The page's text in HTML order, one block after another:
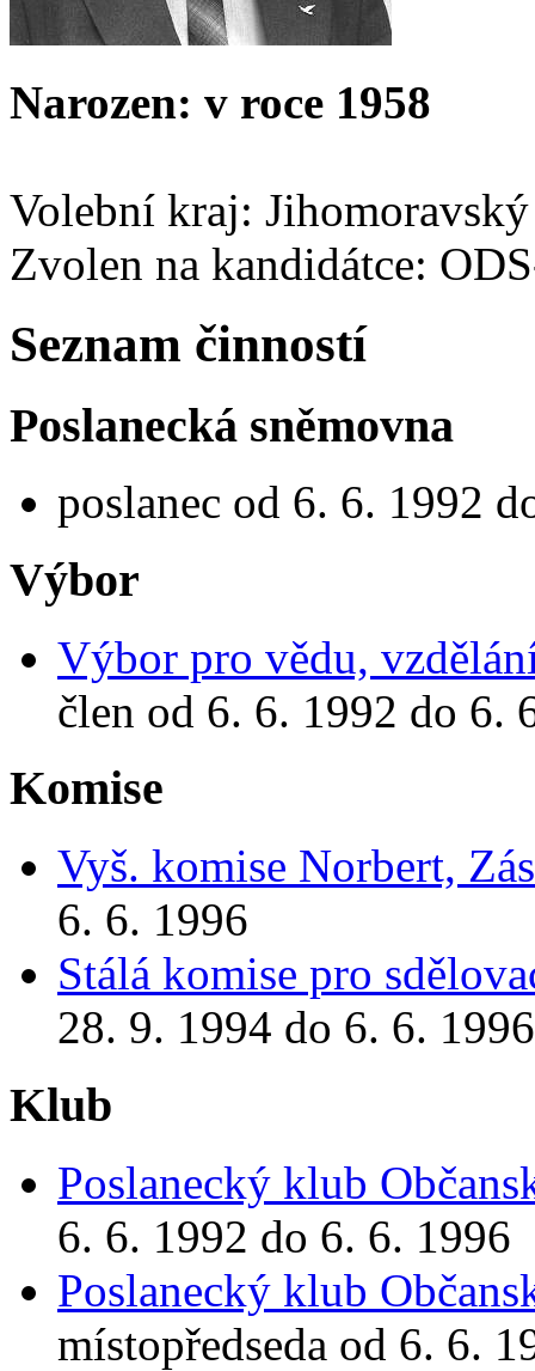
Narozen: v roce 1958
Volební kraj: Jihomoravský
Zvolen na kandidátce:
Seznam činností
Poslanecká sněmovna
poslanec od 6. 6. 1992
Výbor
Výbor pro vědu,
člen od 6. 6. 1992 do 6.
Komise
Vyš. komise Norbert,
6. 6. 1996
Stálá komise pro
28. 9. 1994 do 6. 6. 1996
Klub
Poslanecký klub
6. 6. 1992 do 6. 6. 1996
Poslanecký klub
místopředseda od 6. 6.